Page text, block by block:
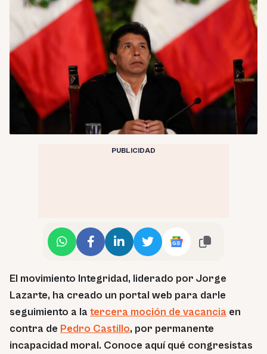
PUBLICIDAD
El movimiento Integridad, liderado por Jorge
Lazarte, ha creado un portal web para darle
seguimiento a la tercera moción de vacancia en
contra de Pedro Castillo, por permanente
incapacidad moral. Conoce aquí qué congresistas